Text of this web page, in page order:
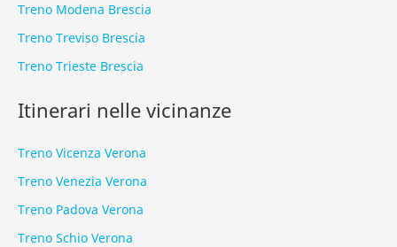
Treno Modena Brescia
Treno Treviso Brescia
Treno Trieste Brescia
Itinerari nelle vicinanze
Treno Vicenza Verona
Treno Venezia Verona
Treno Padova Verona
Treno Schio Verona